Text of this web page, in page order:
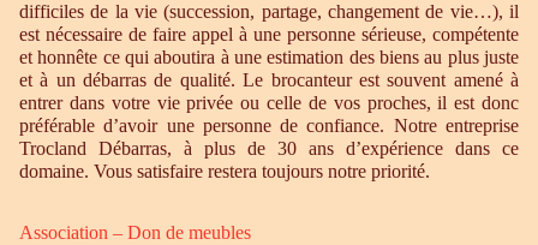
difficiles de la vie (succession, partage, changement de vie…), il
est nécessaire de faire appel à une personne sérieuse, compétente
et honnête ce qui aboutira à une estimation des biens au plus juste
et à un débarras de qualité. Le brocanteur est souvent amené à
entrer dans votre vie privée ou celle de vos proches, il est donc
préférable d’avoir une personne de confiance. Notre entreprise
Trocland Débarras, à plus de 30 ans d’expérience dans ce
domaine. Vous satisfaire restera toujours notre priorité.
Association – Don de meubles